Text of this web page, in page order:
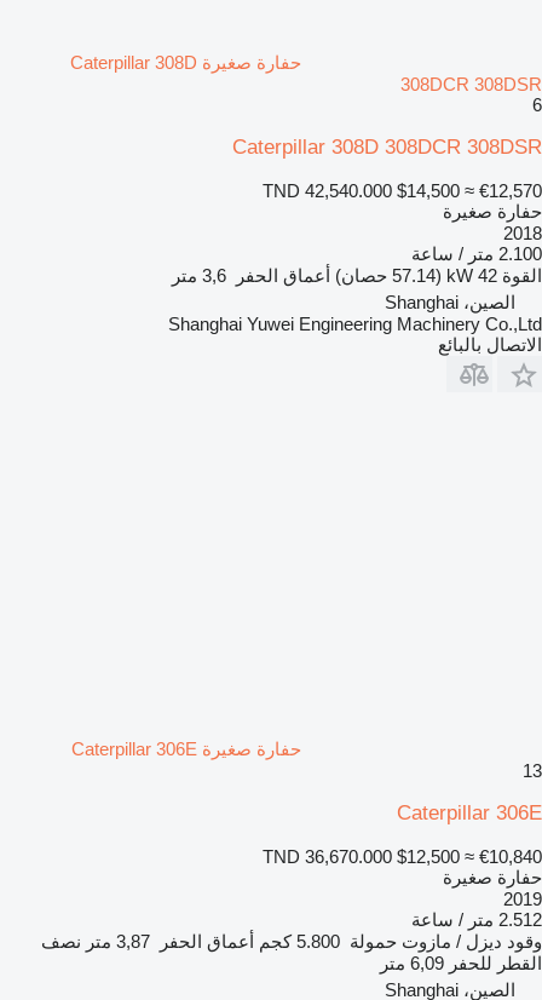
حفارة صغيرة Caterpillar 308D
308DCR 308DSR
6
Caterpillar 308D 308DCR 308DSR
TND 42,540.000 $14,500 ≈ €12,570
حفارة صغيرة
2018
2.100 متر / ساعة
القوة 42 kW (57.14 حصان) أعماق الحفر
3,6 متر
الصين، Shanghai
Shanghai Yuwei Engineering Machinery Co.,Ltd
الاتصال بالبائع
حفارة صغيرة Caterpillar 306E
13
Caterpillar 306E
TND 36,670.000 $12,500 ≈ €10,840
حفارة صغيرة
2019
2.512 متر / ساعة
وقود ديزل / مازوت حمولة 5.800 كجم أعماق الحفر 3,87 متر
نصف
القطر للحفر 6,09 متر
الصين، Shanghai